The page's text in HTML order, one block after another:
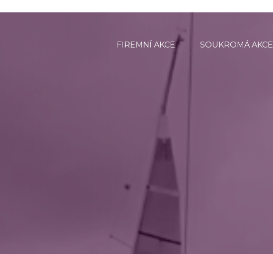
FIREMNÍ AKCE SOUKROMÁ AKCE